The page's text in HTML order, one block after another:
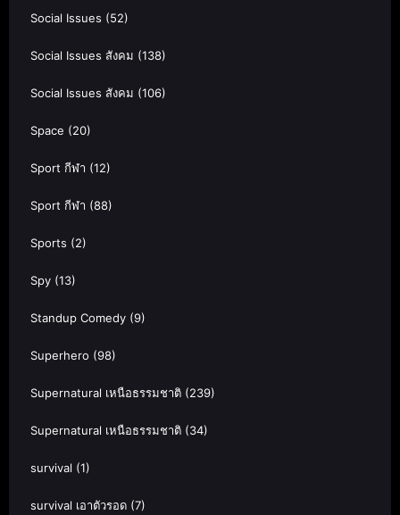
Social Issues (52)
Social Issues สังคม (138)
Social Issues สังคม (106)
Space (20)
Sport กีฬา (12)
Sport กีฬา (88)
Sports (2)
Spy (13)
Standup Comedy (9)
Superhero (98)
Supernatural เหนือธรรมชาติ (239)
Supernatural เหนือธรรมชาติ (34)
survival (1)
survival เอาตัวรอด (7)